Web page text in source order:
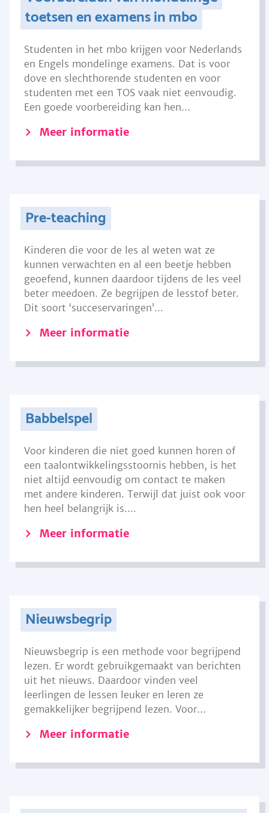
toetsen en examens in mbo
Studenten in het mbo krijgen voor Nederlands
en Engels mondelinge examens. Dat is voor
dove en slechthorende studenten en voor
studenten met een TOS vaak niet eenvoudig.
Een goede voorbereiding kan hen...
Meer informatie
Pre-teaching
Kinderen die voor de les al weten wat ze
kunnen verwachten en al een beetje hebben
geoefend, kunnen daardoor tijdens de les veel
beter meedoen. Ze begrijpen de lesstof beter.
Dit soort ‘succeservaringen’...
Meer informatie
Babbelspel
Voor kinderen die niet goed kunnen horen of
een taalontwikkelingsstoornis hebben, is het
niet altijd eenvoudig om contact te maken
met andere kinderen. Terwijl dat juist ook voor
hen heel belangrijk is....
Meer informatie
Nieuwsbegrip
Nieuwsbegrip is een methode voor begrijpend
lezen. Er wordt gebruikgemaakt van berichten
uit het nieuws. Daardoor vinden veel
leerlingen de lessen leuker en leren ze
gemakkelijker begrijpend lezen. Voor...
Meer informatie